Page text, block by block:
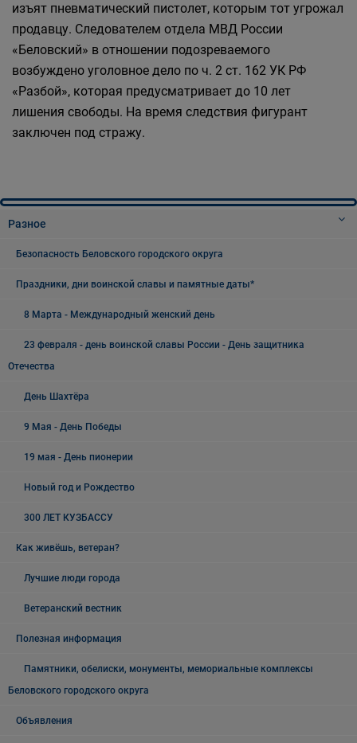
изъят пневматический пистолет, которым тот угрожал
продавцу. Следователем отдела МВД России
«Беловский» в отношении подозреваемого
возбуждено уголовное дело по ч. 2 ст. 162 УК РФ
«Разбой», которая предусматривает до 10 лет
лишения свободы. На время следствия фигурант
заключен под стражу.
Разное
Безопасность Беловского городского округа
Праздники, дни воинской славы и памятные даты*
8 Марта - Международный женский день
23 февраля - день воинской славы России - День защитника
Отечества
День Шахтёра
9 Мая - День Победы
19 мая - День пионерии
Новый год и Рождество
300 ЛЕТ КУЗБАССУ
Как живёшь, ветеран?
Лучшие люди города
Ветеранский вестник
Полезная информация
Памятники, обелиски, монументы, мемориальные комплексы
Беловского городского округа
Объявления